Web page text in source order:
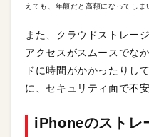
えても、年額だと高額になってしま
また、クラウドストレー
アクセスがスムースでな
ドに時間がかかったりし
に、セキュリティ面で不
iPhoneのストレ